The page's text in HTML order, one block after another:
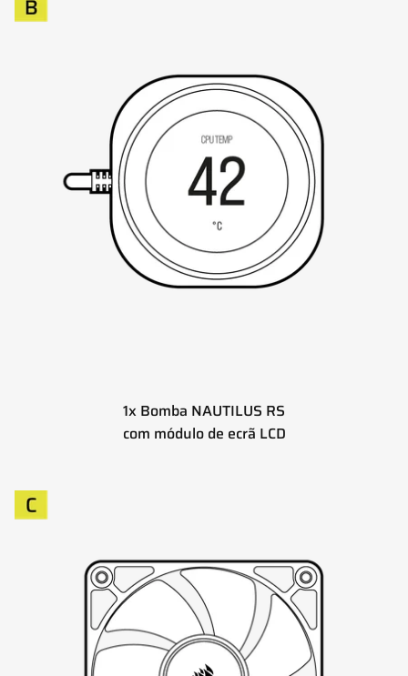
1x Bomba NAUTILUS RS
com módulo de ecrã LCD